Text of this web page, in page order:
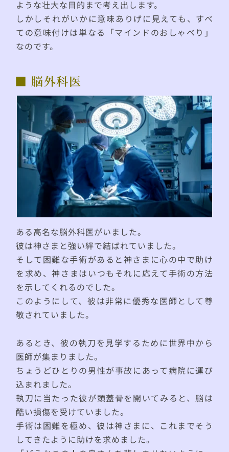
ような壮大な目的まで考え出します。
しかしそれがいかに意味ありげに見えても、すべ
ての意味付けは単なる「マインドのおしゃべり」
なのです。
■ 脳外科医
ある高名な脳外科医がいました。
彼は神さまと強い絆で結ばれていました。
そして困難な手術があると神さまに心の中で助け
を求め、神さまはいつもそれに応えて手術の方法
を示してくれるのでした。
このようにして、彼は非常に優秀な医師として尊
敬されていました。
あるとき、彼の執刀を見学するために世界中から
医師が集まりました。
ちょうどひとりの男性が事故にあって病院に運び
込まれました。
執刀に当たった彼が頭蓋骨を開いてみると、脳は
酷い損傷を受けていました。
手術は困難を極め、彼は神さまに、これまでそう
してきたように助けを求めました。